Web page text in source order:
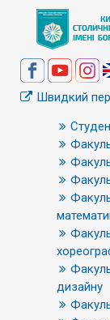
Швидкий
дизайну